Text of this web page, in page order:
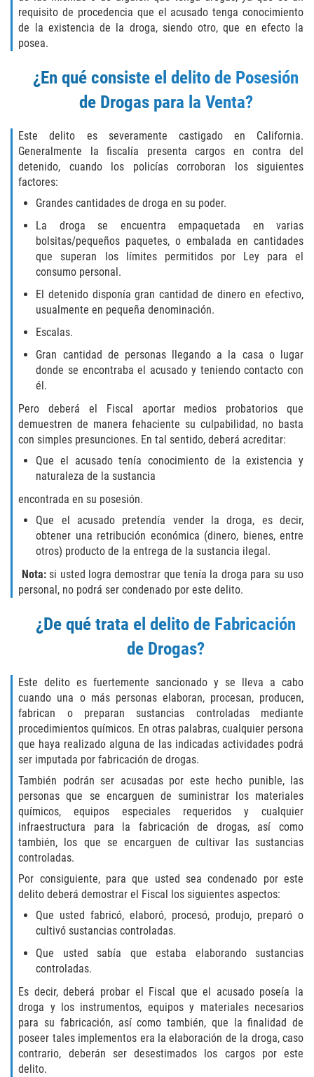
Hurto Menor
Recepción de Propiedad Robada
Robo
Robo de Caja Fuerte
Audiencias de Detención
Audiencias de Transferencia
Delitos por los cuales un menor
puede ser juzgado como adulto
menores de edad
Desviación Informal Juvenil
División de Justicia Juvenil
Libertad Condicional para Menores
Petición Aceptada
Sello de Registros Juveniles
Tribunal de Delincuencia Juvenil
Tutela de los Tribunales
Delitos Sexuales
Actos Lascivos con un Menor
Agresión Sexual
Conducta Lasciva
Copulación Oral Forzada
Estupro
Exposición Indecente
Molestar a un Niño Menor de 18 Años
Penetración Sexual Forzada
requisito de procedencia que el acusado tenga conocimiento
de la existencia de la droga, siendo otro, que en efecto la
posea.
¿En qué consiste el delito de Posesión
de Drogas para la Venta?
Este delito es severamente castigado en California.
Generalmente la fiscalía presenta cargos en contra del
detenido, cuando los policías corroboran los siguientes
factores:
Grandes cantidades de droga en su poder.
La droga se encuentra empaquetada en varias
bolsitas/pequeños paquetes, o embalada en cantidades
que superan los límites permitidos por Ley para el
consumo personal.
El detenido disponía gran cantidad de dinero en efectivo,
usualmente en pequeña denominación.
Escalas.
Gran cantidad de personas llegando a la casa o lugar
donde se encontraba el acusado y teniendo contacto con
él.
Pero deberá el Fiscal aportar medios probatorios que
demuestren de manera fehaciente su culpabilidad, no basta
con simples presunciones. En tal sentido, deberá acreditar:
Que el acusado tenía conocimiento de la existencia y
naturaleza de la sustancia
encontrada en su posesión.
Que el acusado pretendía vender la droga, es decir,
obtener una retribución económica (dinero, bienes, entre
otros) producto de la entrega de la sustancia ilegal.
Nota:si usted logra demostrar que tenía la droga para su uso
personal, no podrá ser condenado por este delito.
¿De qué trata el delito de Fabricación
de Drogas?
Este delito es fuertemente sancionado y se lleva a cabo
cuando una o más personas elaboran, procesan, producen,
fabrican o preparan sustancias controladas mediante
procedimientos químicos. En otras palabras, cualquier persona
que haya realizado alguna de las indicadas actividades podrá
ser imputada por fabricación de drogas.
También podrán ser acusadas por este hecho punible, las
personas que se encarguen de suministrar los materiales
químicos, equipos especiales requeridos y cualquier
infraestructura para la fabricación de drogas, así como
también, los que se encarguen de cultivar las sustancias
controladas.
Por consiguiente, para que usted sea condenado por este
delito deberá demostrar el Fiscal los siguientes aspectos:
Que usted fabricó, elaboró, procesó, produjo, preparó o
cultivó sustancias controladas.
Que usted sabía que estaba elaborando sustancias
controladas.
Es decir, deberá probar el Fiscal que el acusado poseía la
droga y los instrumentos, equipos y materiales necesarios
para su fabricación, así como también, que la finalidad de
poseer tales implementos era la elaboración de la droga, caso
contrario, deberán ser desestimados los cargos por este
delito.